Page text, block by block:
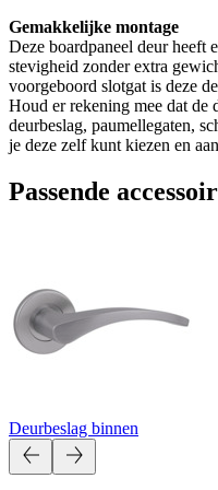
Gemakkelijke montage
Deze boardpaneel deur heeft
stevigheid zonder extra
voorgeboord slotgat is deze
Houd er rekening mee dat de
deurbeslag, paumellegaten,
je deze zelf kunt kiezen en
Passende
Deurbeslag binnen